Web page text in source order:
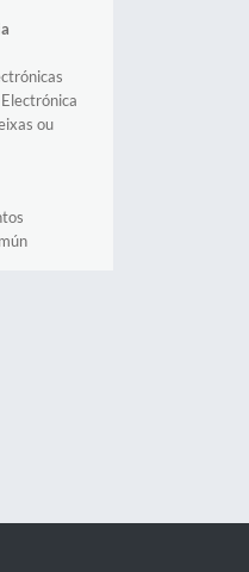
ou